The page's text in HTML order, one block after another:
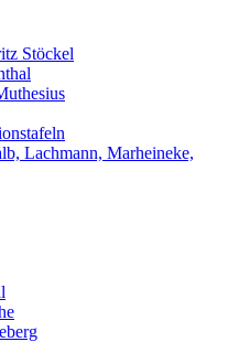
Stöckel
Lachmann, Marheineke,